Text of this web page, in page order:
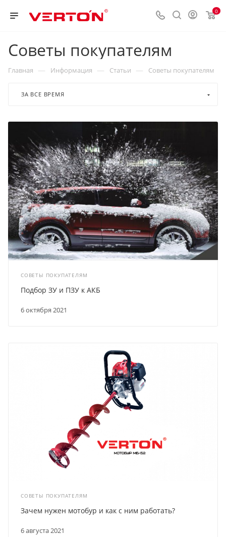
0
Советы покупателям
Главная — Информация — Статьи — Советы покупателям
ЗА ВСЕ ВРЕМЯ
СОВЕТЫ ПОКУПАТЕЛЯМ
6 октября 2021
Подбор ЗУ и ПЗУ к АКБ
СОВЕТЫ ПОКУПАТЕЛЯМ
6 августа 2021
Зачем нужен мотобур и как с ним работать?